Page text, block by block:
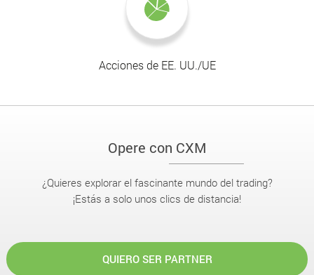
Acciones de EE. UU./UE
Opere con CXM
¿Quieres explorar el fascinante mundo del trading?
¡Estás a solo unos clics de distancia!
QUIERO SER PARTNER